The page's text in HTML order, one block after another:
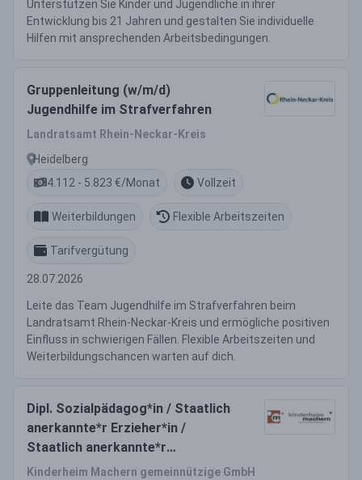
Unterstützen Sie Kinder und Jugendliche in ihrer
Entwicklung bis 21 Jahren und gestalten Sie individuelle
Hilfen mit ansprechenden Arbeitsbedingungen.
Gruppenleitung (w/m/d)
Jugendhilfe im Strafverfahren
Landratsamt Rhein-Neckar-Kreis
Heidelberg
4.112 - 5.823 €/Monat
Vollzeit
Weiterbildungen Flexible Arbeitszeiten
Tarifvergütung
28.07.2026
Leite das Team Jugendhilfe im Strafverfahren beim
Landratsamt Rhein-Neckar-Kreis und ermögliche positiven
Einfluss in schwierigen Fällen. Flexible Arbeitszeiten und
Weiterbildungschancen warten auf dich.
Dipl. Sozialpädagog*in / Staatlich
anerkannte*r Erzieher*in /
Staatlich anerkannte*r
Heilpädagog*in (m/w/d)
Kinderheim Machern gemeinnützige GmbH